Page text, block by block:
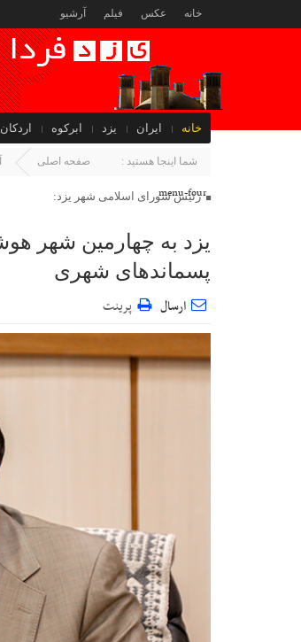
خانه عکس فیلم آرشیو
خانه ایران یزد ابرکوه اردکان
جهان
menu-four
شما اینجا هستید : صفحه اصلی
رئیس شورای اسلامی شهر یزد:
پسماندهای شهری
ارسال پرینت